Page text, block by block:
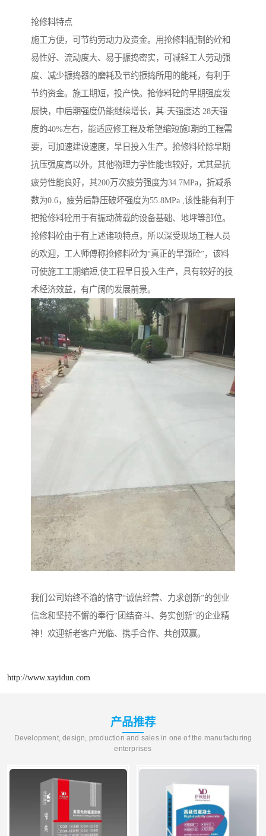
抢修料特点
施工方便，可节约劳动力及资金。用抢修料配制的砼和
易性好、流动度大、易于振捣密实，可减轻工人劳动强
度、减少振捣器的磨耗及节约振捣所用的能耗，有利于
节约资金。施工期短，投产快。抢修料砼的早期强度发
展快，中后期强度仍能继续增长，其-天强度达 28天强
度的40%左右，能适应修工程及希望缩短施I期的工程需
要，可加速建设速度，早日投入生产。抢修料砼除早期
抗压强度高以外。其他物理力学性能也较好，尤其是抗
疲劳性能良好，其200万次疲劳强度为34.7MPa，折减系
数为0.6，疲劳后静压破坏强度为55.8MPa ,该性能有利于
把抢修料砼用于有振动荷载的设备基础、地坪等部位。
抢修料砼由于有上述诸项特点，所以深受现场工程人员
的欢迎，工人师傅称抢修料砼为“真正的早强砼”，该料
可使施工工期缩短,使工程早日投入生产，具有较好的技
术经济效益，有广阔的发展前景。
我们公司始终不渝的恪守“诚信经营、力求创新”的创业
信念和坚持不懈的奉行“团结奋斗、务实创新”的企业精
神！欢迎新老客户光临、携手合作、共创双赢。
http://www.xayidun.com
产品推荐
Development, design, production and sales in one of the manufacturing
enterprises